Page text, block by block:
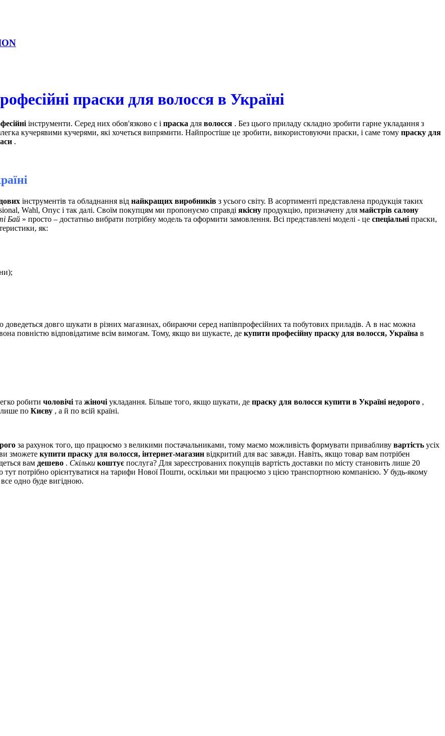
праски для волосся в Україні
інструменти. Серед них обов'язково є і праска для волосся . Без цього приладу складно зробити гарне укладання з
кучерявими кучерями, які хочеться випрямити. Найпростіше це зробити, використовуючи праски, і саме тому праску для
.
інструментів та обладнання від найкращих виробників з усього світу. В асортименті представлена ​​продукція таких
Wahl, Опус і так далі. Своїм покупцям ми пропонуємо справді якісну продукцію, призначену для майстрів салону
Бай » просто – достатньо вибрати потрібну модель та оформити замовлення. Всі представлені моделі - це спеціальні праски,
як:
доведеться довго шукати в різних магазинах, обираючи серед напівпрофесійних та побутових приладів. А в нас можна
повністю відповідатиме всім вимогам. Тому, якщо ви шукаєте, де купити професійну праску для волосся, Україна в
робити чоловічі та жіночі укладання. Більше того, якщо шукати, де праску для волосся купити в Україні недорого ,
по Києву , а й по всій країні.
за рахунок того, що працюємо з великими постачальниками, тому маємо можливість формувати привабливу вартість усіх
зможете купити праску для волосся, інтернет-магазин відкритий для вас завжди. Навіть, якщо товар вам потрібен
вам дешево . Скільки коштує послуга? Для зареєстрованих покупців вартість доставки по місту становить лише 20
тут потрібно орієнтуватися на тарифи Нової Пошти, оскільки ми працюємо з цією транспортною компанією. У будь-якому
одно буде вигідною.